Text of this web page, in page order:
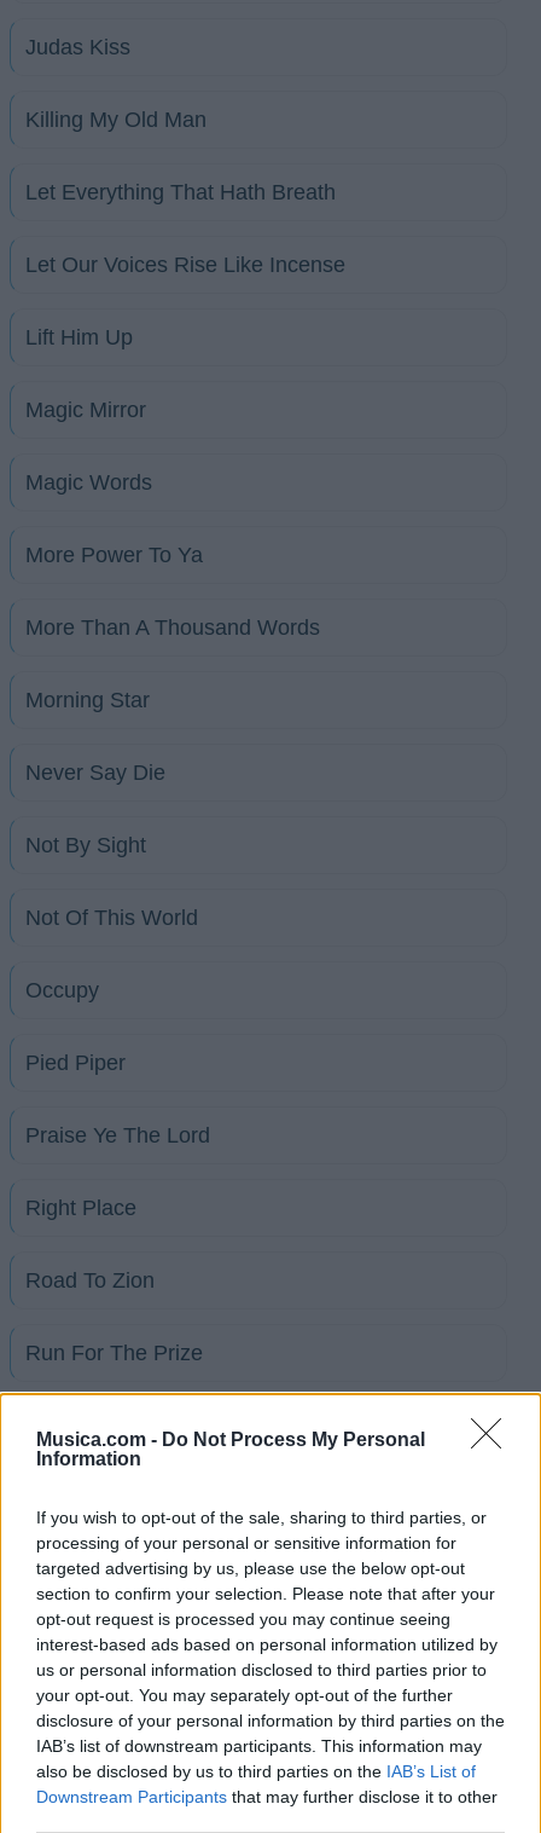
Musica.com - Do Not Process My Personal
Information
If you wish to opt-out of the sale, sharing to third parties, or
processing of your personal or sensitive information for
targeted advertising by us, please use the below opt-out
section to confirm your selection. Please note that after your
opt-out request is processed you may continue seeing
interest-based ads based on personal information utilized by
us or personal information disclosed to third parties prior to
your opt-out. You may separately opt-out of the further
disclosure of your personal information by third parties on the
IAB’s list of downstream participants. This information may
also be disclosed by us to third parties on the IAB’s List of
Downstream Participants that may further disclose it to other
Judas Kiss
Killing My Old Man
Let Everything That Hath Breath
Let Our Voices Rise Like Incense
Lift Him Up
Magic Mirror
Magic Words
More Power To Ya
More Than A Thousand Words
Morning Star
Never Say Die
Not By Sight
Not Of This World
Occupy
Pied Piper
Praise Ye The Lord
Right Place
Road To Zion
Run For The Prize
Sincerely Yours
Taste And See
The Coloring Song
The Grave Robber
Think On These Things